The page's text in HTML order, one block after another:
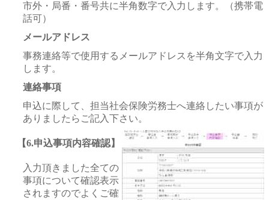
市外・局番・番号共に半角数字で入力します。（携帯電
話可）
メールアドレス
事務連絡等で使用するメールアドレスを半角文字で入力
します。
連絡事項
申込に際して、担当社会保険労務士へ連絡したい事項が
ありましたらご記入下さい。
【6.申込事項内容確認】
入力頂きました全ての
事項について確認表示
されますのでよくご確